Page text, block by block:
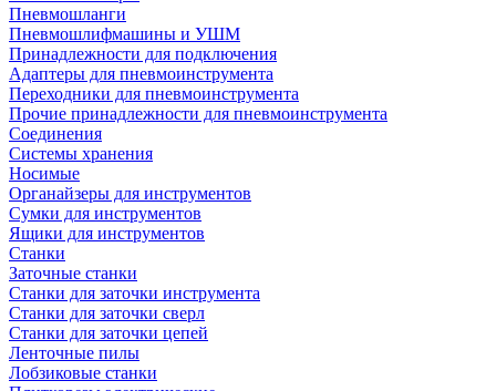
Пневмошланги
Пневмошлифмашины и УШМ
Принадлежности для подключения
Адаптеры для пневмоинструмента
Переходники для пневмоинструмента
Прочие принадлежности для пневмоинструмента
Соединения
Системы хранения
Носимые
Органайзеры для инструментов
Сумки для инструментов
Ящики для инструментов
Станки
Заточные станки
Станки для заточки инструмента
Станки для заточки сверл
Станки для заточки цепей
Ленточные пилы
Лобзиковые станки